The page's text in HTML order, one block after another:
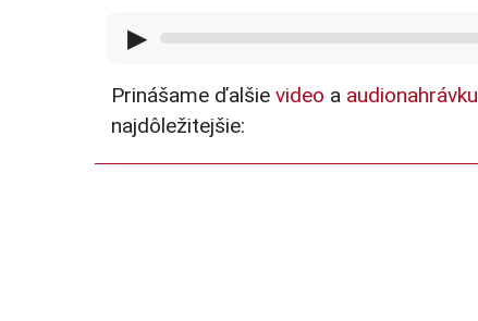
▶
Prinášame ďalšie video a audionahrávku
najdôležitejšie: